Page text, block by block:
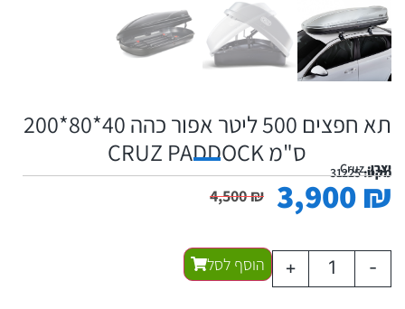
תא חפצים 500 ליטר אפור כהה 40*80*200
ס"מ CRUZ PADDOCK
יצרן:Cruzמקט:31225
4,500₪ 3,900₪
-
+ הוסף לסל